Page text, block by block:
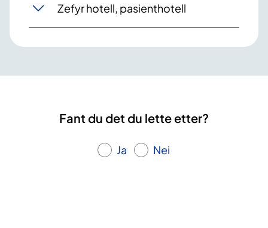
Zefyr hotell, pasienthotell
Fant du det du lette etter?
Ja Nei